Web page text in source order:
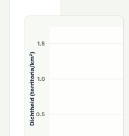
0.5
1.0
1.5
Dichtheid (territoria/km²)